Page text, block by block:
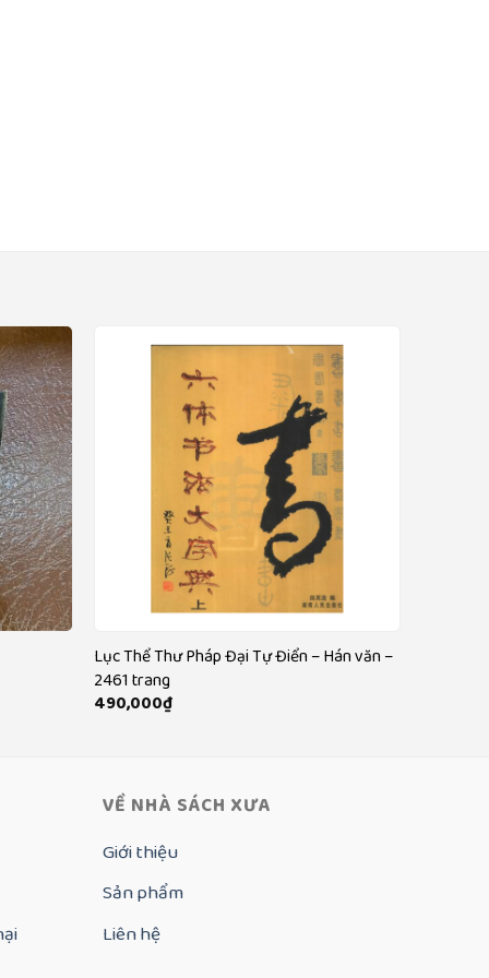
Lục Thể Thư Pháp Đại Tự Điển – Hán văn –
2461 trang
490,000₫
VỀ NHÀ SÁCH XƯA
Giới thiệu
Sản phẩm
Liên hệ